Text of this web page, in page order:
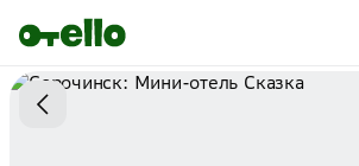
Промокоды на первую бронь уже ваши.
Забирайте выгоду